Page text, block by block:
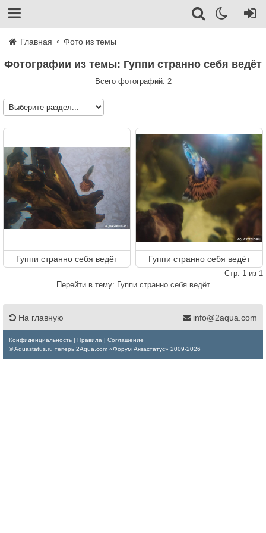
Главная Фото из темы
Фотографии из темы: Гуппи странно себя ведёт
Всего фотографий: 2
Гуппи странно себя ведёт Гуппи странно себя ведёт
Стр. 1 из 1
Перейти в тему: Гуппи странно себя ведёт
На главную info@2aqua.com
Конфиденциальность Правила
Соглашение
© Aquastatus.ru теперь 2Aqua.com «Форум Аквастатус» 2009-2026